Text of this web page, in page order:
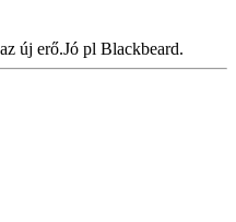
új erő.Jó pl Blackbeard.